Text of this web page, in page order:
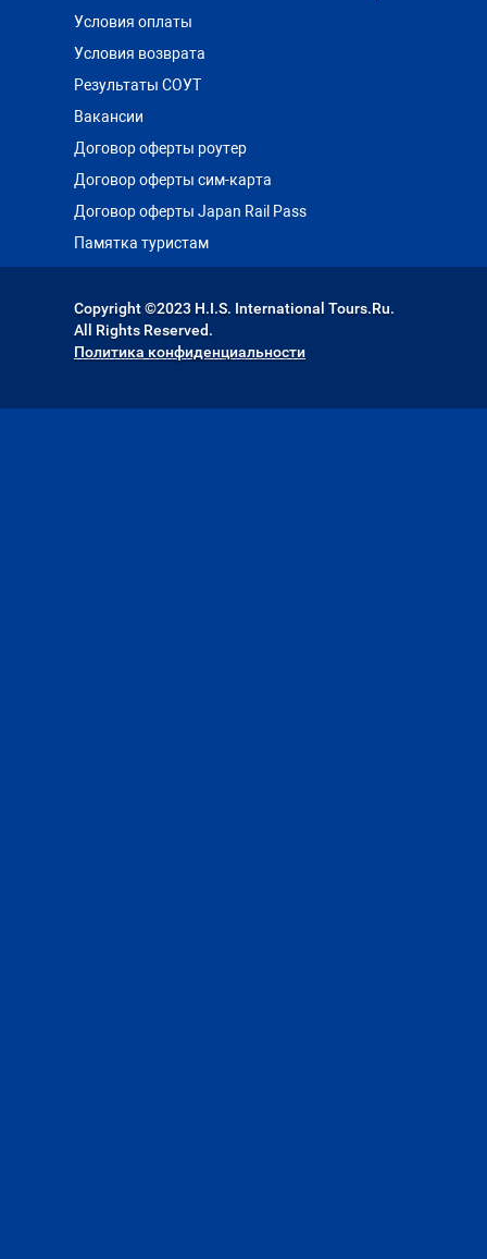
Условия оплаты
Условия возврата
Результаты СОУТ
Вакансии
Договор оферты роутер
Договор оферты сим-карта
Договор оферты Japan Rail Pass
Памятка туристам
Copyright ©2023 H.I.S. International Tours.Ru.
All Rights Reserved.
Политика конфиденциальности